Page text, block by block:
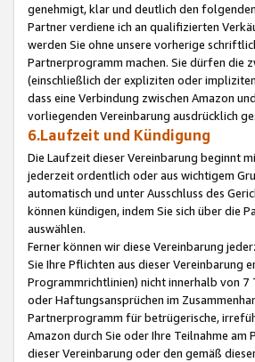
genehmigt, klar und deutlich den
Partner verdiene ich an qualifizierten
werden Sie ohne unsere vorherige
Partnerprogramm machen. Sie dürfen die
(einschließlich der expliziten oder
dass eine Verbindung zwischen Amazon
vorliegenden Vereinbarung ausdrücklich
6.Laufzeit und Kündigung
Die Laufzeit dieser Vereinbarung beginnt
jederzeit ordentlich oder aus wichtigem
automatisch und unter Ausschluss des
können kündigen, indem Sie sich über die
auswählen.
Ferner können wir diese Vereinbarung
Sie Ihre Pflichten aus dieser Vereinbarung
Programmrichtlinien) nicht innerhalb von 7
oder Haftungsansprüchen im
Partnerprogramm für betrügerische,
Amazon durch Sie oder Ihre Teilnahme
dieser Vereinbarung oder den gemäß